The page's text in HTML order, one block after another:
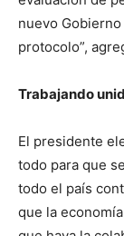
nuevo
protocolo”,
Trabajando
El presidente
todo para que
todo el país
que la